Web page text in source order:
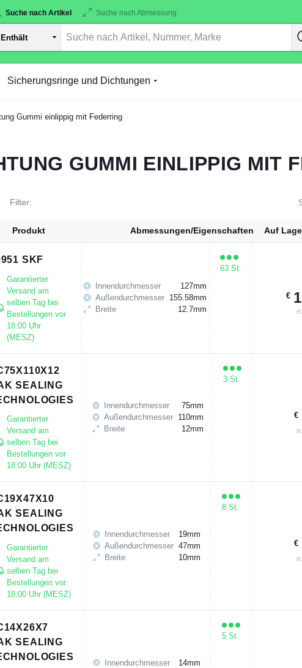
Suche nach Artikel Suche nach Abmessung
Sicherungsringe und Dichtungen
Gummi einlippig mit Federring
GUMMI EINLIPPIG MIT
Filter:
Produkt Abmessungen/Eigenschaften Auf
SKF
Garantierter
Versand am
selben Tag bei
Bestellungen vor
18:00 Uhr
(MESZ)
Innendurchmesser
127mm
Außendurchmesser
155.58mm
Breite
12.7mm
63 St.
€
SEALING
Garantierter
Versand am
selben Tag bei
Bestellungen vor
18:00 Uhr (MESZ)
Innendurchmesser
75mm
Außendurchmesser 110mm
Breite
12mm
3 St.
€
SEALING
Garantierter
Versand am
selben Tag bei
Bestellungen vor
18:00 Uhr (MESZ)
Innendurchmesser
19mm
Außendurchmesser 47mm
Breite
10mm
8 St.
€
SEALING
Innendurchmesser
14mm
5 St.